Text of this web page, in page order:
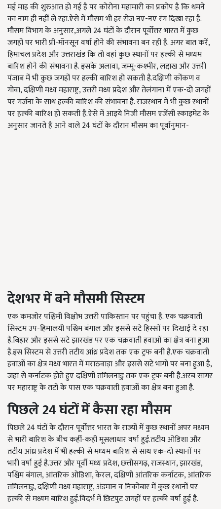
मई माह की शुरुआत हो गई है पर कोरोना महामारी का प्रकोप है कि थमने
का नाम ही नहीं ले रहा.ऐसे में मौसम भी हर रोज नए-नए रंग दिखा रहा है.
मौसम विभाग के अनुसार,अगले 24 घंटों के दौरान पूर्वोत्तर भारत में कुछ
जगहों पर भारी प्री-मॉनसून वर्षा होने की संभावना बन रही है. अगर बात करें,
हिमाचल प्रदेश और उत्तराखंड कि तो वहां कुछ स्थानों पर हल्की से मध्यम
बारिश होने की संभावना है. इसके अलावा, जम्मू-कश्मीर, लद्दाख और उत्तरी
पंजाब में भी कुछ जगहों पर हल्की बारिश हो सकती है.दक्षिणी कोंकण व
गोवा, दक्षिणी मध्य महाराष्ट्र, उत्तरी मध्य प्रदेश और तेलंगाना में एक-दो जगहों
पर गर्जना के साथ हल्की बारिश की संभावना है. राजस्थान में भी कुछ स्थानों
पर हल्की बारिश हो सकती है.ऐसे में आइये निजी मौसम एजेंसी स्काइमेट के
अनुसार जानते हैं आने वाले 24 घंटों के दौरान मौसम का पूर्वानुमान-
देशभर में बने मौसमी सिस्टम
एक कमजोर पश्चिमी विक्षोभ उत्तरी पाकिस्तान पर पहुंचा है. एक चक्रवाती
सिस्टम उप-हिमालयी पश्चिम बंगाल और इससे सटे हिस्सों पर दिखाई दे रहा
है.बिहार और इससे सटे झारखंड पर एक चक्रवाती हवाओं का क्षेत्र बना हुआ
है.इस सिस्टम से उत्तरी तटीय आंध्र प्रदेश तक एक ट्रफ बनी है.एक चक्रवाती
हवाओं का क्षेत्र मध्य भारत में मराठवाड़ा और इससे सटे भागों पर बना हुआ है,
जहां से कर्नाटक होते हुए दक्षिणी तमिलनाडु तक एक ट्रफ बनी है.अरब सागर
पर महाराष्ट्र के तटों के पास एक चक्रवाती हवाओं का क्षेत्र बना हुआ है.
पिछले 24 घंटों में कैसा रहा मौसम
पिछले 24 घंटों के दौरान पूर्वोत्तर भारत के राज्यों में कुछ स्थानों अपर मध्यम
से भारी बारिश के बीच कहीं-कहीं मूसलाधार वर्षा हुई.तटीय ओडिशा और
तटीय आंध्र प्रदेश में भी हल्की से मध्यम बारिश से साथ एक-दो स्थानों पर
भारी वर्षा हुई है.उत्तर और पूर्वी मध्य प्रदेश, छत्तीसगढ़, राजस्थान, झारखंड,
पश्चिम बंगाल, आंतरिक ओडिशा, केरल, दक्षिणी आंतरिक कर्नाटक, आंतरिक
तमिलनाडु, दक्षिणी मध्य महाराष्ट्र, अंडमान व निकोबार में कुछ स्थानों पर
हल्की से मध्यम बारिश हुई.विदर्भ में छिटपुट जगहों पर हल्की वर्षा हुई है.